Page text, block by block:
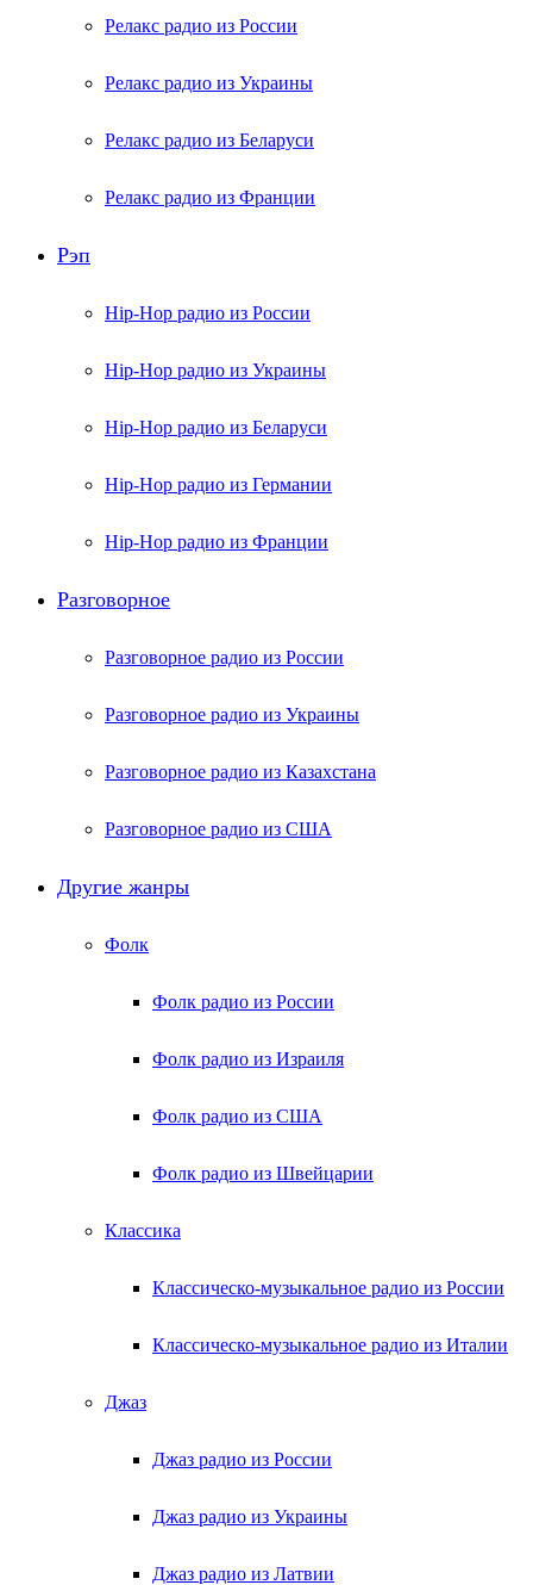
Релакс радио из России
Релакс радио из Украины
Релакс радио из Беларуси
Релакс радио из Франции
Рэп
Hip-Hop радио из России
Hip-Hop радио из Украины
Hip-Hop радио из Беларуси
Hip-Hop радио из Германии
Hip-Hop радио из Франции
Разговорное
Разговорное радио из России
Разговорное радио из Украины
Разговорное радио из Казахстана
Разговорное радио из США
Другие жанры
Фолк
Фолк радио из России
Фолк радио из Израиля
Фолк радио из США
Фолк радио из Швейцарии
Классика
Классическо-музыкальное радио из России
Классическо-музыкальное радио из Италии
Джаз
Джаз радио из России
Джаз радио из Украины
Джаз радио из Латвии